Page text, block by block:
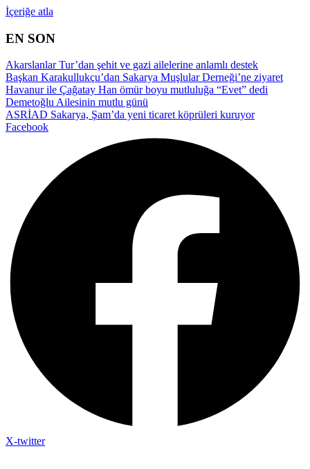
İçeriğe atla
EN SON
Akarslanlar Tur’dan şehit ve gazi ailelerine anlamlı destek
Başkan Karakullukçu’dan Sakarya Muşlular Derneği’ne ziyaret
Havanur ile Çağatay Han ömür boyu mutluluğa “Evet” dedi
Demetoğlu Ailesinin mutlu günü
ASRİAD Sakarya, Şam’da yeni ticaret köprüleri kuruyor
Facebook
X-twitter